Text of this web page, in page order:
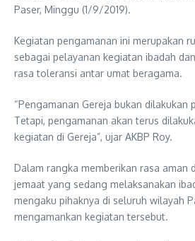
Paser, Minggu (1/9/2019).
Kegiatan pengamanan ini merupakan
sebagai pelayanan kegiatan ibadah
rasa toleransi antar umat beragama.
“Pengamanan Gereja bukan dilakukan
Tetapi, pengamanan akan terus
kegiatan di Gereja”, ujar AKBP Roy.
Dalam rangka memberikan rasa aman
jemaat yang sedang melaksanakan
mengaku pihaknya di seluruh wilayah
mengamankan kegiatan tersebut.